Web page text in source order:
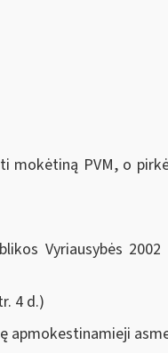
PVM, o
Vyriausybės
4 d.)
apmokestinamieji